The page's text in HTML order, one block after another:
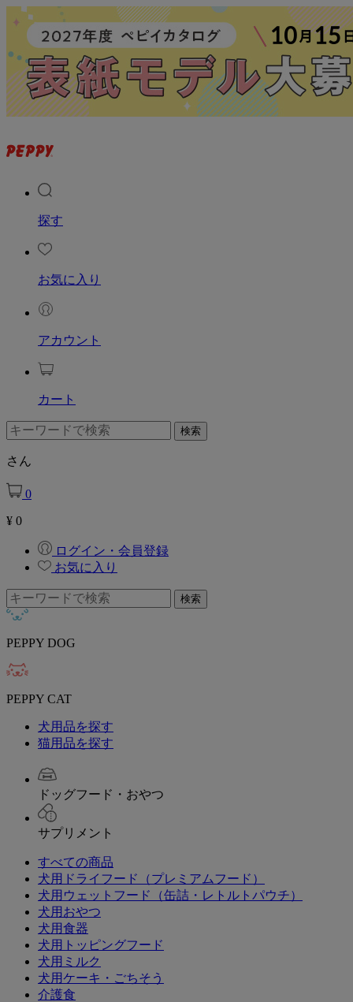
探す
お気に入り
アカウント
カート
さん
0
¥ 0
ログイン・会員登録
お気に入り
PEPPY DOG
PEPPY CAT
犬用品を探す
猫用品を探す
ドッグフード・おやつ
サプリメント
すべての商品
犬用ドライフード（プレミアムフード）
犬用ウェットフード（缶詰・レトルトパウチ）
犬用おやつ
犬用食器
犬用トッピングフード
犬用ミルク
犬用ケーキ・ごちそう
介護食